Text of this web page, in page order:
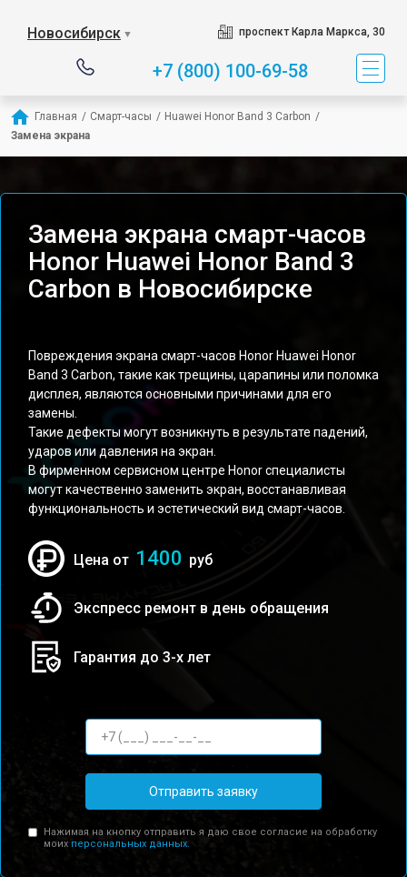
Новосибирск ▼ проспект Карла Маркса, 30
+7 (800) 100-69-58
Главная / Смарт-часы / Huawei Honor Band 3 Carbon /
Замена экрана
Замена экрана смарт-часов
Honor Huawei Honor Band 3
Carbon в Новосибирске
Повреждения экрана смарт-часов Honor Huawei Honor
Band 3 Carbon, такие как трещины, царапины или поломка
дисплея, являются основными причинами для его
замены.
Такие дефекты могут возникнуть в результате падений,
ударов или давления на экран.
В фирменном сервисном центре Honor специалисты
могут качественно заменить экран, восстанавливая
функциональность и эстетический вид смарт-часов.
Цена от 1400 руб
Экспресс ремонт в день обращения
Гарантия до 3-х лет
Отправить заявку
Нажимая на кнопку отправить я даю свое согласие на обработку
моих персональных данных.